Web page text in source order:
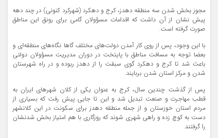
مجوز بخش شدن سه منطقه دهدز، کرج و دهکرد (شهرکرد کنونی) در چند دهه
پیش نشان از آن داشت که اقدامات مسؤولان گامی برای رونق این مناطق
صورت گرفته است.
با این وجود، پس از روی کار آمدن دولت‌های مختلف گا‌ها نگاه‌های منطقه‌ای و
بعضا توجه به مسافت مناطق با پایتخت در دوران مدیریت مسؤولان دولتی
باعث شد تا کرج و دهکرد گوی سبقت را از دهدز ربوده و در راه شهرستان
شدن و مرکز استان شدن بربایند.
پس از گذشت چندین سال، کرج به عنوان یکی از کلان شهرهای ایران به
قطب مهاجرت و صنعت تبدیل شد و این تا جایی پیش رفت که بسیاری از
مردم استان خوزستان و از جمله منطقه دهدز برای سکونت در این کلانشهر
دست به کوچ زده و راهی شهری شوند که روزگاری با هم امتیاز بخش شدنشان
را گرفتند.